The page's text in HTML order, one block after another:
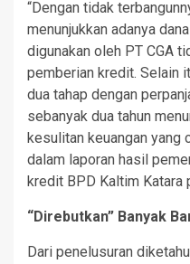
“Dengan tidak
menunjukkan adanya
digunakan oleh PT CGA
pemberian kredit. Selain
dua tahap dengan
sebanyak dua tahun
kesulitan keuangan yang
dalam laporan hasil
kredit BPD Kaltim Katara
“Direbutkan” Banyak
Dari penelusuran